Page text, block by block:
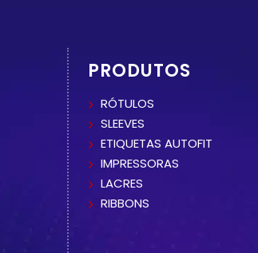
PRODUTOS
RÓTULOS
SLEEVES
ETIQUETAS AUTOFIT
IMPRESSORAS
LACRES
RIBBONS